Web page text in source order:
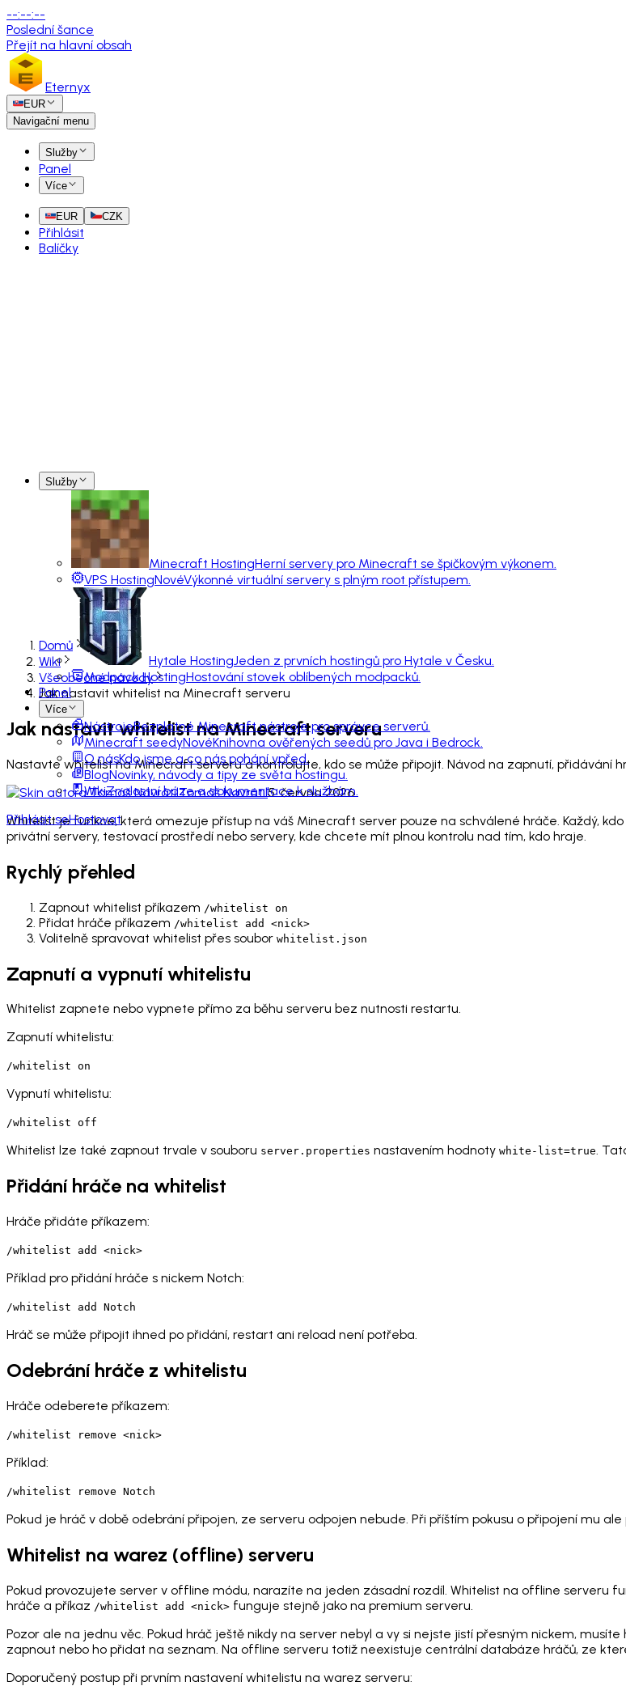
--:--:--
Poslední šance
Přejít na hlavní obsah
Eternyx
EUR
Navigační menu
Služby
Panel
Více
EUR CZK
Přihlásit
Balíčky
Služby
Minecraft HostingHerní servery pro Minecraft se špičkovým výkonem.
VPS HostingNovéVýkonné virtuální servery s plným root přístupem.
Hytale HostingJeden z prvních hostingů pro Hytale v Česku.
Modpack HostingHostování stovek oblíbených modpacků.
Panel
Více
NástrojeBezplatné Minecraft nástroje pro správce serverů.
Minecraft seedyNovéKnihovna ověřených seedů pro Java i Bedrock.
O násKdo jsme a co nás pohání vpřed.
BlogNovinky, návody a tipy ze světa hostingu.
WikiZnalostní báze a dokumentace k službám.
Přihlásit seHostovat
Domů
Wiki
Všeobecné návody
Jak nastavit whitelist na Minecraft serveru
Jak nastavit whitelist na Minecraft serveru
Nastavte whitelist na Minecraft serveru a kontrolujte, kdo se může připojit. Návod na zapnutí, přidávání
Tomáš Navrátil5. června 2026
Whitelist je funkce, která omezuje přístup na váš Minecraft server pouze na schválené hráče. Každý,
privátní servery, testovací prostředí nebo servery, kde chcete mít plnou kontrolu nad tím, kdo hraje.
Rychlý přehled
Zapnout whitelist příkazem /whitelist on
Přidat hráče příkazem /whitelist add <nick>
Volitelně spravovat whitelist přes soubor whitelist.json
Zapnutí a vypnutí whitelistu
Whitelist zapnete nebo vypnete přímo za běhu serveru bez nutnosti restartu.
Zapnutí whitelistu:
/whitelist on
Vypnutí whitelistu:
/whitelist off
Whitelist lze také zapnout trvale v souboru server.properties nastavením hodnoty white-list=true.
Přidání hráče na whitelist
Hráče přidáte příkazem:
/whitelist add <nick>
Příklad pro přidání hráče s nickem Notch:
/whitelist add Notch
Hráč se může připojit ihned po přidání, restart ani reload není potřeba.
Odebrání hráče z whitelistu
Hráče odeberete příkazem:
/whitelist remove <nick>
Příklad:
/whitelist remove Notch
Pokud je hráč v době odebrání připojen, ze serveru odpojen nebude. Při příštím pokusu o připojení mu
Whitelist na warez (offline) serveru
Pokud provozujete server v offline módu, narazíte na jeden zásadní rozdíl. Whitelist na offline serveru
hráče a příkaz /whitelist add <nick> funguje stejně jako na premium serveru.
Pozor ale na jednu věc. Pokud hráč ještě nikdy na server nebyl a vy si nejste jistí přesným nickem,
zapnout nebo ho přidat na seznam. Na offline serveru totiž neexistuje centrální databáze hráčů, ze
Doporučený postup při prvním nastavení whitelistu na warez serveru: